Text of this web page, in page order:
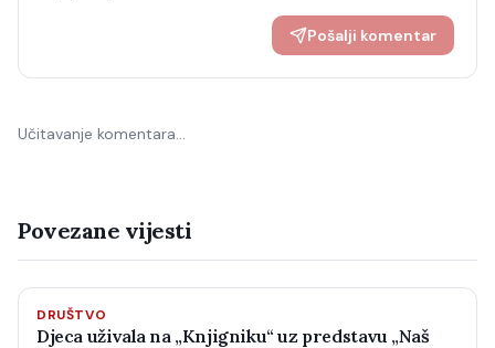
Pošalji komentar
Učitavanje komentara…
Povezane vijesti
DRUŠTVO
Djeca uživala na „Knjigniku“ uz predstavu „Naš